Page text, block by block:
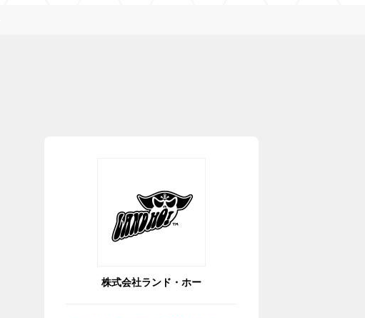
株式会社ランド・ホー